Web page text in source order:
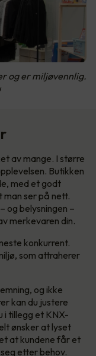
og er miljøvennlig.
av mange. I større
Butikken
med et godt
man ser på nett.
og belysningen –
merkevaren din.
konkurrent.
som attraherer
og ikke
kan du justere
i tillegg et KNX-
ønsker at lyset
at kundene får et
etter behov.